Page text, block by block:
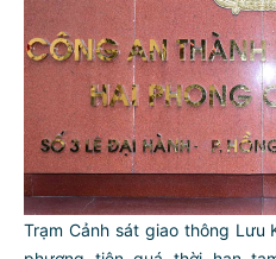
Trạm Cảnh sát giao thông